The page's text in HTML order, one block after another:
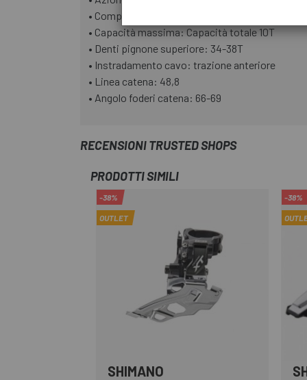
• Compatibilità cassetta: 11
• Capacità massima: Capacità totale 10T
• Denti pignone superiore: 34-38T
• Instradamento cavo: trazione anteriore
• Linea catena: 48,8
• Angolo foderi catena: 66-69
RECENSIONI TRUSTED SHOPS
PRODOTTI SIMILI
-38%
OUTLET
SHIMANO
-38%